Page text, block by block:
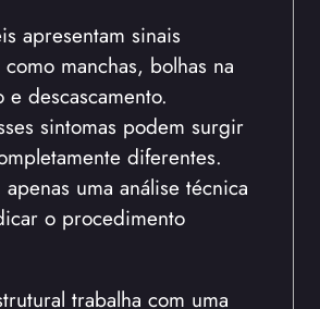
apresentam sinais
manchas, bolhas na
descascamento.
sintomas podem surgir
diferentes.
uma análise técnica
o procedimento
trabalha com uma